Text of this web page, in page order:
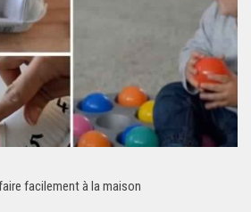
facilement à la maison